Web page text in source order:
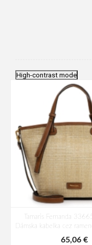
High-contrast mode
Tamaris Fernanda
Dámska kabelka cez
65,06 €